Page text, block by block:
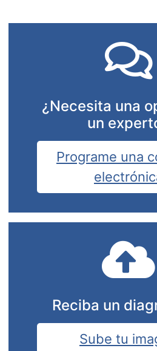
¿Necesita una
un
Programe una
Reciba un
Sube tu